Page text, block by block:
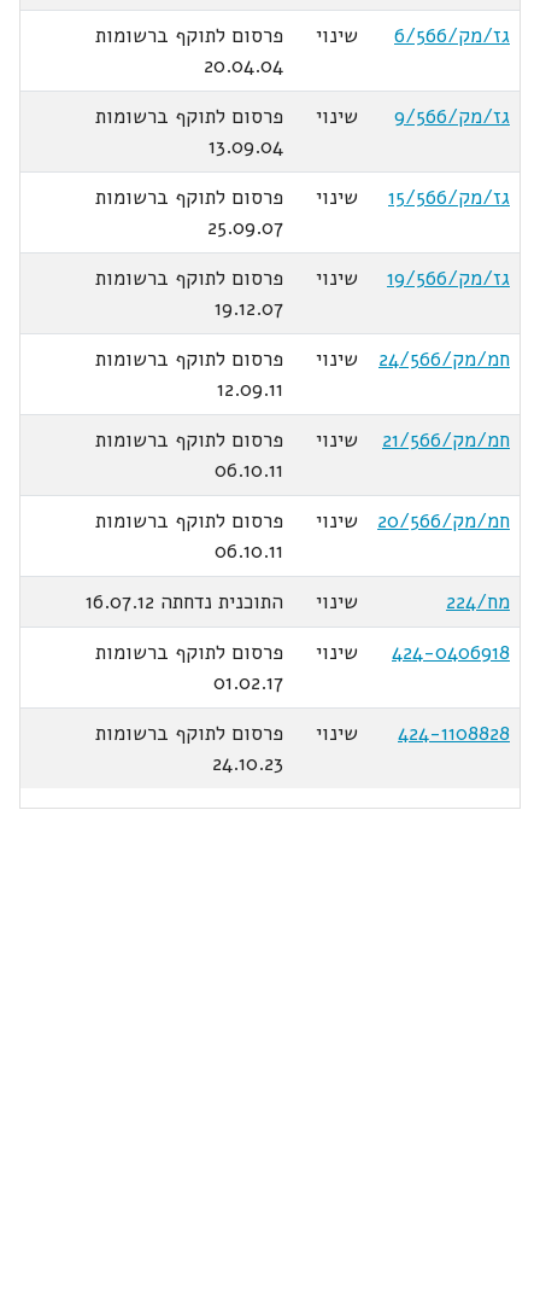
גז/מק/6/566
שינוי
פרסום לתוקף ברשומות
20.04.04
גז/מק/9/566
שינוי
פרסום לתוקף ברשומות
13.09.04
גז/מק/15/566
שינוי
פרסום לתוקף ברשומות
25.09.07
גז/מק/19/566
שינוי
פרסום לתוקף ברשומות
19.12.07
חמ/מק/24/566
שינוי
פרסום לתוקף ברשומות
12.09.11
חמ/מק/21/566
שינוי
פרסום לתוקף ברשומות
06.10.11
חמ/מק/20/566
שינוי
פרסום לתוקף ברשומות
06.10.11
מח/224
שינוי
התוכנית נדחתה 16.07.12
424-0406918
שינוי
פרסום לתוקף ברשומות
01.02.17
424-1108828
שינוי
פרסום לתוקף ברשומות
24.10.23